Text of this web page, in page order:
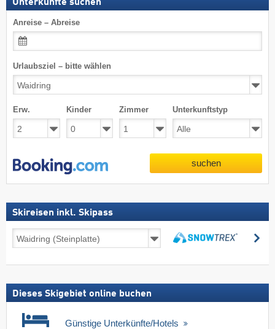
Unterkünfte suchen
Anreise – Abreise
Urlaubsziel – bitte wählen
Erw. Kinder Zimmer Unterkunftstyp
suchen
Skireisen inkl. Skipass
Skireisen
inkl.
Dieses Skigebiet online buchen
Günstige Unterkünfte/Hotels